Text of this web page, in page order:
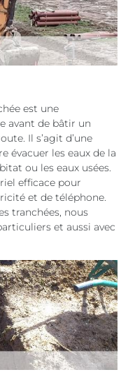
est une
avant de bâtir un
Il s’agit d’une
évacuer les eaux de la
ou les eaux usées.
efficace pour
et de téléphone.
tranchées, nous
et aussi avec